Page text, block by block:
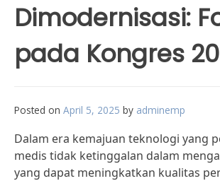
Dimodernisasi:
pada Kongres
Posted on April 5, 2025 by adminemp
Dalam era kemajuan teknologi yang
medis tidak ketinggalan dalam
yang dapat meningkatkan kualitas